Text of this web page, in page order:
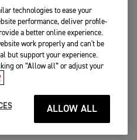
technologies to ease your
performance, deliver profile-
a better online experience.
work properly and can't be
but support your experience.
on “Allow all” or adjust your
ALLOW ALL